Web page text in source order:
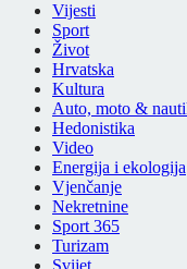
Vijesti
Sport
Život
Hrvatska
Kultura
Auto, moto &
Hedonistika
Video
Energija i ekologija
Vjenčanje
Nekretnine
Sport 365
Turizam